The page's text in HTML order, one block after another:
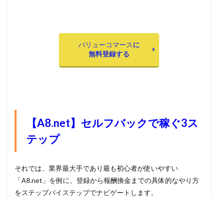
バリューコマースに
無料登録する
【A8.net】セルフバックで稼ぐ3ス
テップ
それでは、業界最大手であり最も初心者が使いやすい
「A8.net」を例に、登録から報酬換金までの具体的なやり方
をステップバイステップでナビゲートします。